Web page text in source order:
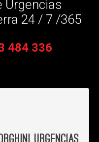
Urgencias
24 / 7 /365
484 336
Urgencias